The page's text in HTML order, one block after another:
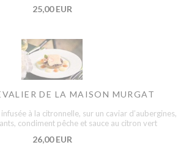
25,00 EUR
DE LA MAISON MURGAT
à la citronnelle, sur un caviar d’aubergines,
condiment pêche et sauce au citron vert
26,00 EUR